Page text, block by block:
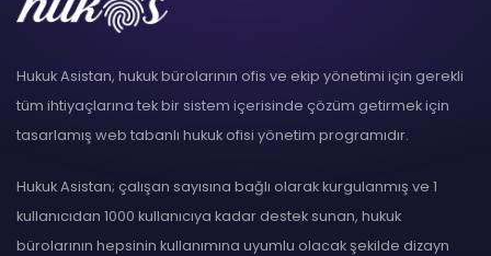
Hukuk Asistan, hukuk bürolarının ofis ve ekip yönetimi için gerekli
tüm ihtiyaçlarına tek bir sistem içerisinde çözüm getirmek için
tasarlamış web tabanlı hukuk ofisi yönetim programıdır.
Hukuk Asistan; çalışan sayısına bağlı olarak kurgulanmış ve 1
kullanıcıdan 1000 kullanıcıya kadar destek sunan, hukuk
bürolarının hepsinin kullanımına uyumlu olacak şekilde dizayn